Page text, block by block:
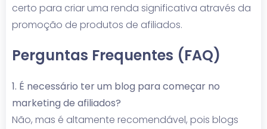
certo para criar uma renda significativa através da
promoção de produtos de afiliados.
Perguntas Frequentes (FAQ)
1. É necessário ter um blog para começar no
marketing de afiliados?
Não, mas é altamente recomendável, pois blogs